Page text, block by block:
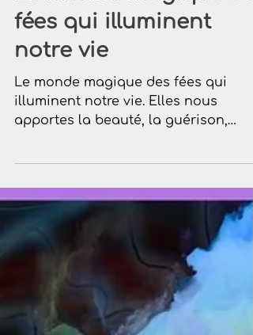
Le monde magique
fées qui illuminent
notre vie
soutien matériel et élévation
spirituelle.